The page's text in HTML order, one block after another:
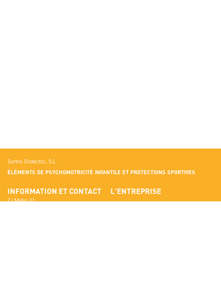
Sumo Didactic, S.L.
ÉLÉMENTS DE PSYCHOMOTRICITÉ INFANTILE ET PROTECTIONS SPORTIVES
INFORMATION ET CONTACT
C/ Miño 21
L'ENTREPRISE